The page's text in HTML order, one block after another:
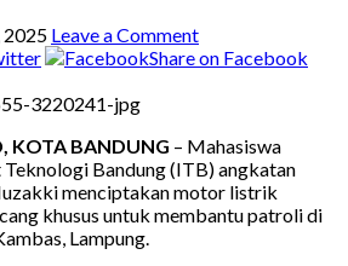
Leave a Comment
Share on Facebook
KOTA BANDUNG – Mahasiswa
Bandung (ITB) angkatan
menciptakan motor listrik
khusus untuk membantu patroli di
Lampung.